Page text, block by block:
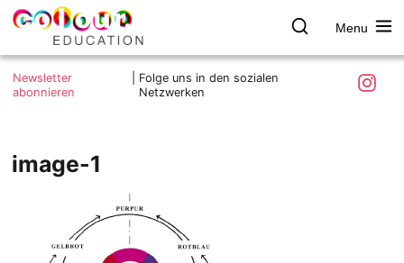
Skip
colour.education
Farbe
entdecken
Menu
Was ist colour.education?
Ziele und Mitmachen
Datenschutzerklärung
Newsletter
abonnieren
Folge uns in den sozialen
Netzwerken
image-1